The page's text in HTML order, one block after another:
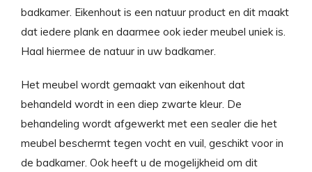
badkamer. Eikenhout is een natuur product en dit maakt
dat iedere plank en daarmee ook ieder meubel uniek is.
Haal hiermee de natuur in uw badkamer.
Het meubel wordt gemaakt van eikenhout dat
behandeld wordt in een diep zwarte kleur. De
behandeling wordt afgewerkt met een sealer die het
meubel beschermt tegen vocht en vuil, geschikt voor in
de badkamer. Ook heeft u de mogelijkheid om dit